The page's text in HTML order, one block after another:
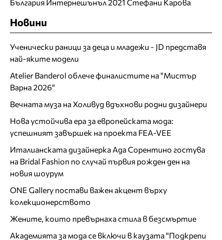
България Интернешънъл 2021 Стефани Карова
Новини
Ученически раници за деца и младежи - JD представя
най-яките модели
Atelier Banderol облече финалистите на "Мистър
Варна 2026"
Вечната муза на Холивуд вдъхнови родни дизайнери
Нова устойчива ера за европейската мода:
успешният завършек на проекта FEA-VEE
Италианската дизайнерка Ада Сорентино гостува
на Bridal Fashion по случай първия рожден ден на
новия шоурум
ONE Gallery постави важен акцент върху
колекционерството
Жените, които превърнаха стила в безсмъртие
Академията за мода се включи в каузата "Подкрепи